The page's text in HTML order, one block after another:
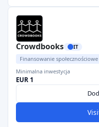
Crowdbooks IT
Finansowanie
Minimalna inwestycja
EUR 1